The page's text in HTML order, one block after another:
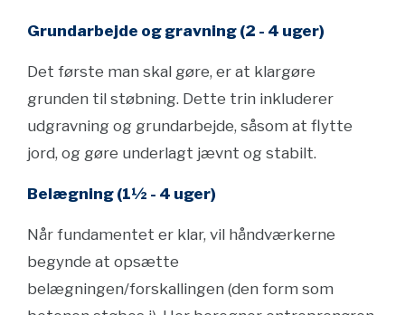
Grundarbejde og gravning (2 - 4 uger)
Det første man skal gøre, er at klargøre
grunden til støbning. Dette trin inkluderer
udgravning og grundarbejde, såsom at flytte
jord, og gøre underlagt jævnt og stabilt.
Belægning (1½ - 4 uger)
Når fundamentet er klar, vil håndværkerne
begynde at opsætte
belægningen/forskallingen (den form som